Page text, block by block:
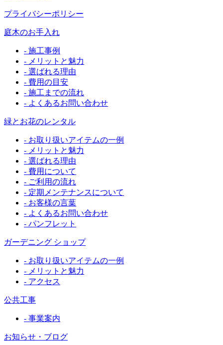
プライバシーポリシー
庭木のお手入れ
- 施工事例
- メリットと魅力
- 選ばれる理由
- 費用の目安
- 施工までの流れ
- よくあるお問い合わせ
緑とお花のレンタル
- お取り扱いアイテムの一例
- メリットと魅力
- 選ばれる理由
- 費用について
- ご利用の流れ
- 定期メンテナンスについて
- お客様の言葉
- よくあるお問い合わせ
- パンフレット
ガーデニング ショップ
- お取り扱いアイテムの一例
- メリットと魅力
- アクセス
公共工事
- 事業案内
お知らせ・ブログ